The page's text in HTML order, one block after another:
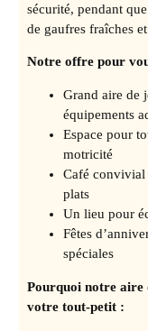
sécurité, pendant
de gaufres fraîches
Notre offre pour
Grand aire de
équipements
Espace pour
motricité
Café convivial
plats
Un lieu pour
Fêtes
spéciales
Pourquoi notre aire
votre tout-petit :